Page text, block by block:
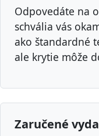
Odpovedáte na
schvália vás
ako štandardné
ale krytie môže
Zaručené